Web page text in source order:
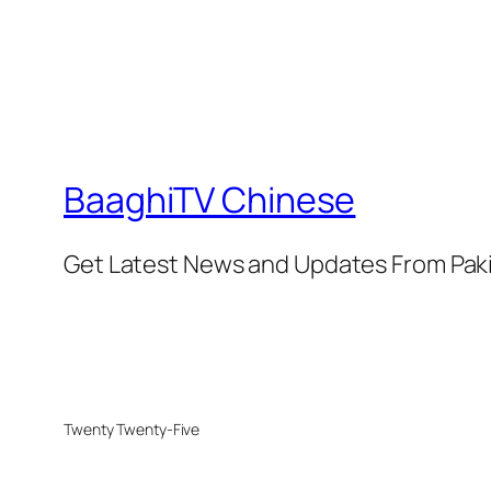
BaaghiTV Chinese
Get Latest News and Updates From
Twenty Twenty-Five